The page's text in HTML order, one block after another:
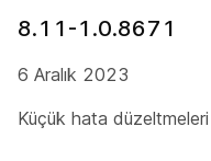
8.11-1.0.8671
6 Aralık 2023
Küçük hata